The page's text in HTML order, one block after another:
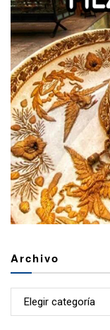
Archivo
Archivo